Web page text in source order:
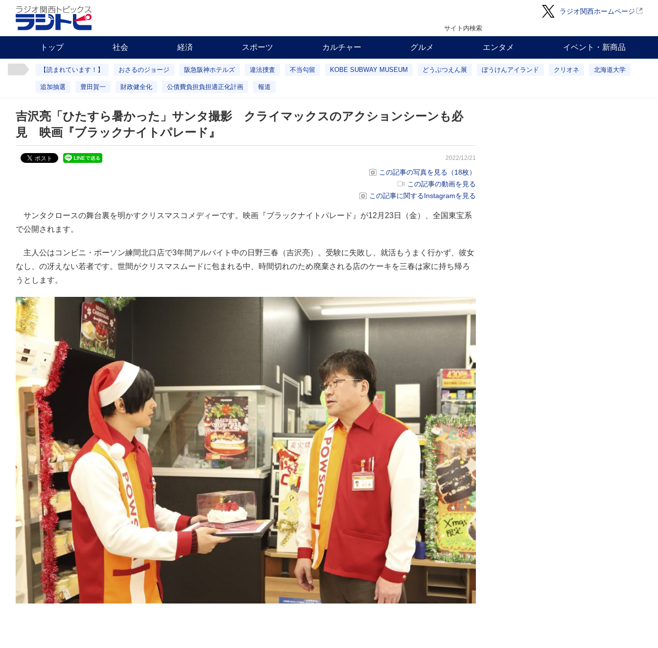
ラジオ関西ホームページ
サイト内検索
トップ 社会 経済 スポーツ カルチャー グルメ エンタメ イベント・新商品
【読まれています！】 おさるのジョージ 阪急阪神ホテルズ 違法捜査 不当勾留 KOBE SUBWAY MUSEUM どうぶつえん展 ぼうけんアイランド クリオネ 北海道大学
追加抽選 豊田賀一 財政健全化 公債費負担負担適正化計画 報道
吉沢亮「ひたすら暑かった」サンタ撮影 クライマックスのアクションシーンも必
見 映画『ブラックナイトパレード』
2022/12/21
この記事の写真を見る（18枚）
この記事の動画を見る
この記事に関するInstagramを見る
サンタクロースの舞台裏を明かすクリスマスコメディーです。映画『ブラックナイトパレード』が12月23日（金）、全国東宝系
で公開されます。
主人公はコンビニ・ポーソン練間北口店で3年間アルバイト中の日野三春（吉沢亮）。受験に失敗し、就活もうまく行かず、彼女
なし、の冴えない若者です。世間がクリスマスムードに包まれる中、時間切れのため廃棄される店のケーキを三春は家に持ち帰ろ
うとします。